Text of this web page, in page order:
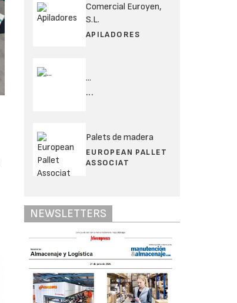
Comercial Euroyen,
S.L.
APILADORES
...
...
Palets de madera
EUROPEAN PALLET
ASSOCIAT
NEWSLETTERS